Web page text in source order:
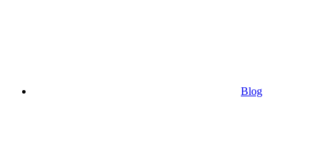
Blog